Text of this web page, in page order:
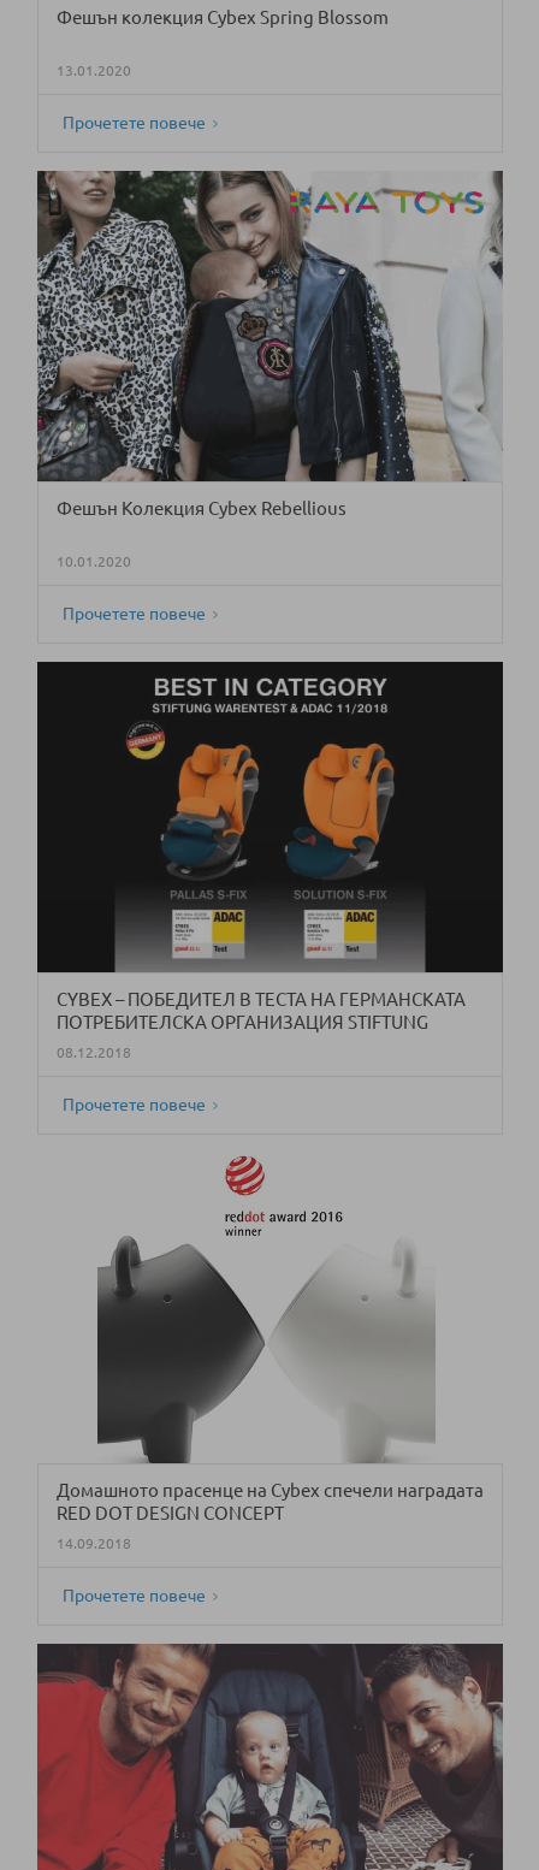
Фешън колекция Cybex Spring Blossom
13.01.2020
Прочетете повече
Фешън Колекция Cybex Rebellious
10.01.2020
Прочетете повече
CYBEX – ПОБЕДИТЕЛ В ТЕСТА НА ГЕРМАНСКАТА
ПОТРЕБИТЕЛСКА ОРГАНИЗАЦИЯ STIFTUNG
WARENTEST OT 11.2018
08.12.2018
Прочетете повече
Домашното прасенце на Cybex спечели наградата
RED DOT DESIGN CONCEPT
14.09.2018
Прочетете повече